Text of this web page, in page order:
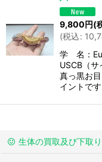
9,800円(
(税込:
学 名：
USCB（
真っ黒お
イントで
生体の買取及び下取り